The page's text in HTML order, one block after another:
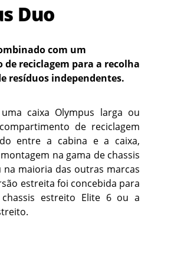
Duo
com um
reciclagem para a recolha
resíduos independentes.
caixa Olympus larga ou
de reciclagem
entre a cabina e a caixa,
na gama de chassis
na maioria das outras marcas
estreita foi concebida para
estreito Elite 6 ou a